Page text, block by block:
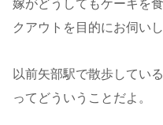
嫁がどうしてもケーキを
クアウトを目的にお伺いし
以前矢部駅で散歩してい
ってどういうことだよ。